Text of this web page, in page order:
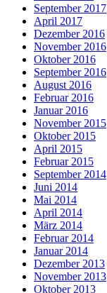
September 2017
April 2017
Dezember 2016
November 2016
Oktober 2016
September 2016
August 2016
Februar 2016
Januar 2016
November 2015
Oktober 2015
April 2015
Februar 2015
September 2014
Juni 2014
Mai 2014
April 2014
März 2014
Februar 2014
Januar 2014
Dezember 2013
November 2013
Oktober 2013